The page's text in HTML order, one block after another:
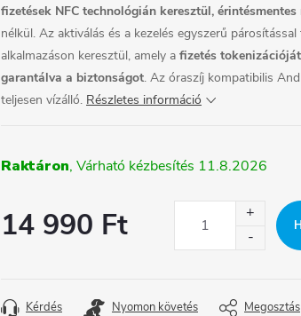
fizetések NFC technológián keresztül, érintésmentes
nélkül. Az aktiválás és a kezelés egyszerű
alkalmazáson keresztül, amely a fizetés
garantálva a biztonságot. Az óraszíj kompatibilis
teljesen vízálló. Részletes információ
Raktáron 11.8.2026
14 990 Ft
Kérdés Nyomon követés Megosztás